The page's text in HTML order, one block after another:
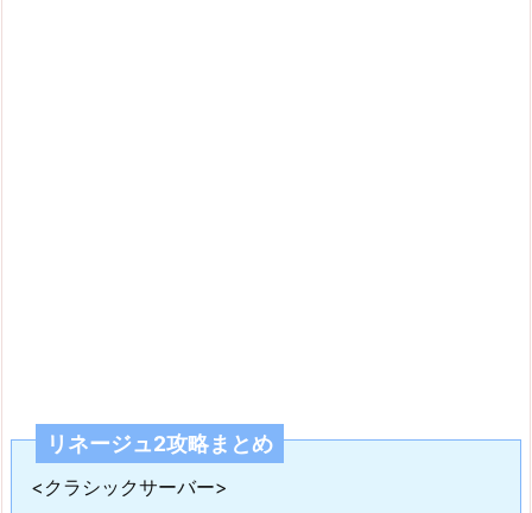
リネージュ2攻略まとめ
<クラシックサーバー>